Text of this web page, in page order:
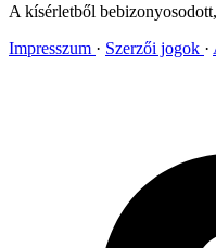
A kísérletből
Impresszum
Szerzői jogok